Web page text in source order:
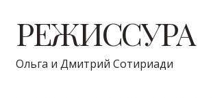
РЕЖИССУРА
Ольга и Дмитрий Сотириади